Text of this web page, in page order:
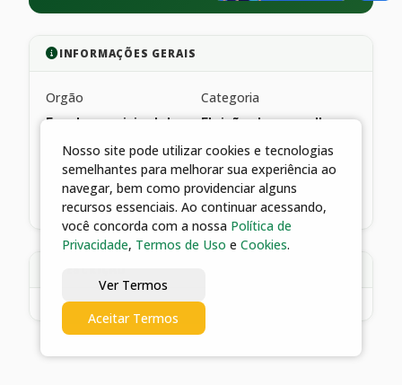
INFORMAÇÕES GERAIS
Orgão
Fundo municipal de
assistência social
Categoria
Eleição de conselho
municipal
Data de publicação
26/05/2025
Nosso site pode utilizar cookies e tecnologias
semelhantes para melhorar sua experiência ao
navegar, bem como providenciar alguns
recursos essenciais. Ao continuar acessando,
você concorda com a nossa Política de
Privacidade, Termos de Uso e Cookies.
Ver Termos
Aceitar Termos